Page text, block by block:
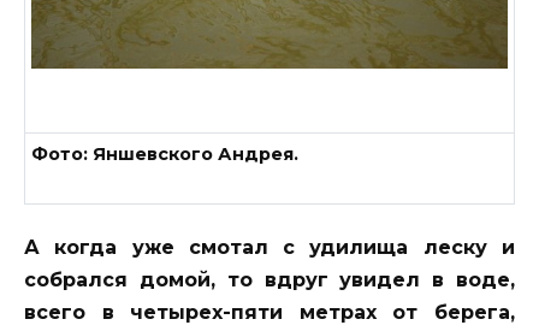
Фото: Яншевского Андрея.
А когда уже смотал с удилища леску и
собрался домой, то вдруг увидел в воде,
всего в четырех-пяти метрах от берега,